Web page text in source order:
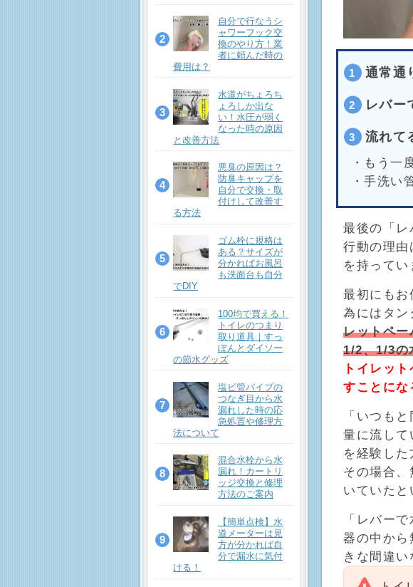
通常通
レバー
流れて
・もう一
・手洗い
最後の「レ
行動の理由
を持ってい
最初にもお
為にはタン
レットペー
1/2、1/3の
トイレッ
すことにな
「いつも
量に流して
を経験した
その場合、
いていたと
「レバー
器の中から
きな間違い
自分で行なうシ
ャワーフック交
換のやり方！業
者に頼んだ時の
費用は？
水道がちょろち
ょろしか出な
い！水圧が弱く
なった時の原因
と改善方法
悪臭の原因は？
防臭キャップを
自分で交換・取
付けして改善す
る方法
ゴム栓に規格は
ある？サイズが
分かればお風呂
も洗面台も自分
でDIY
100均で買える！
トイレのつまり
取り道具｜すっ
ぽんとダイソー
の節水グッズ
塩ビ管パイプの
つなぎ目から水
漏れした時の応
急処置や修理方
法について
混合水栓から水
漏れ！カートリ
ッジ交換と修理
方法のご案内
【簡単点検】水
道メーターは見
方が分かれば自
分で漏水に気付
ける！